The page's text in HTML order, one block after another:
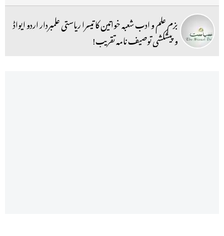
بزم علم و ادب شعبہ خواتین کا تیسرا ریاستی علمبردار اردو ایواڈ
و پیشکشی توصیف نامہ تقریب!